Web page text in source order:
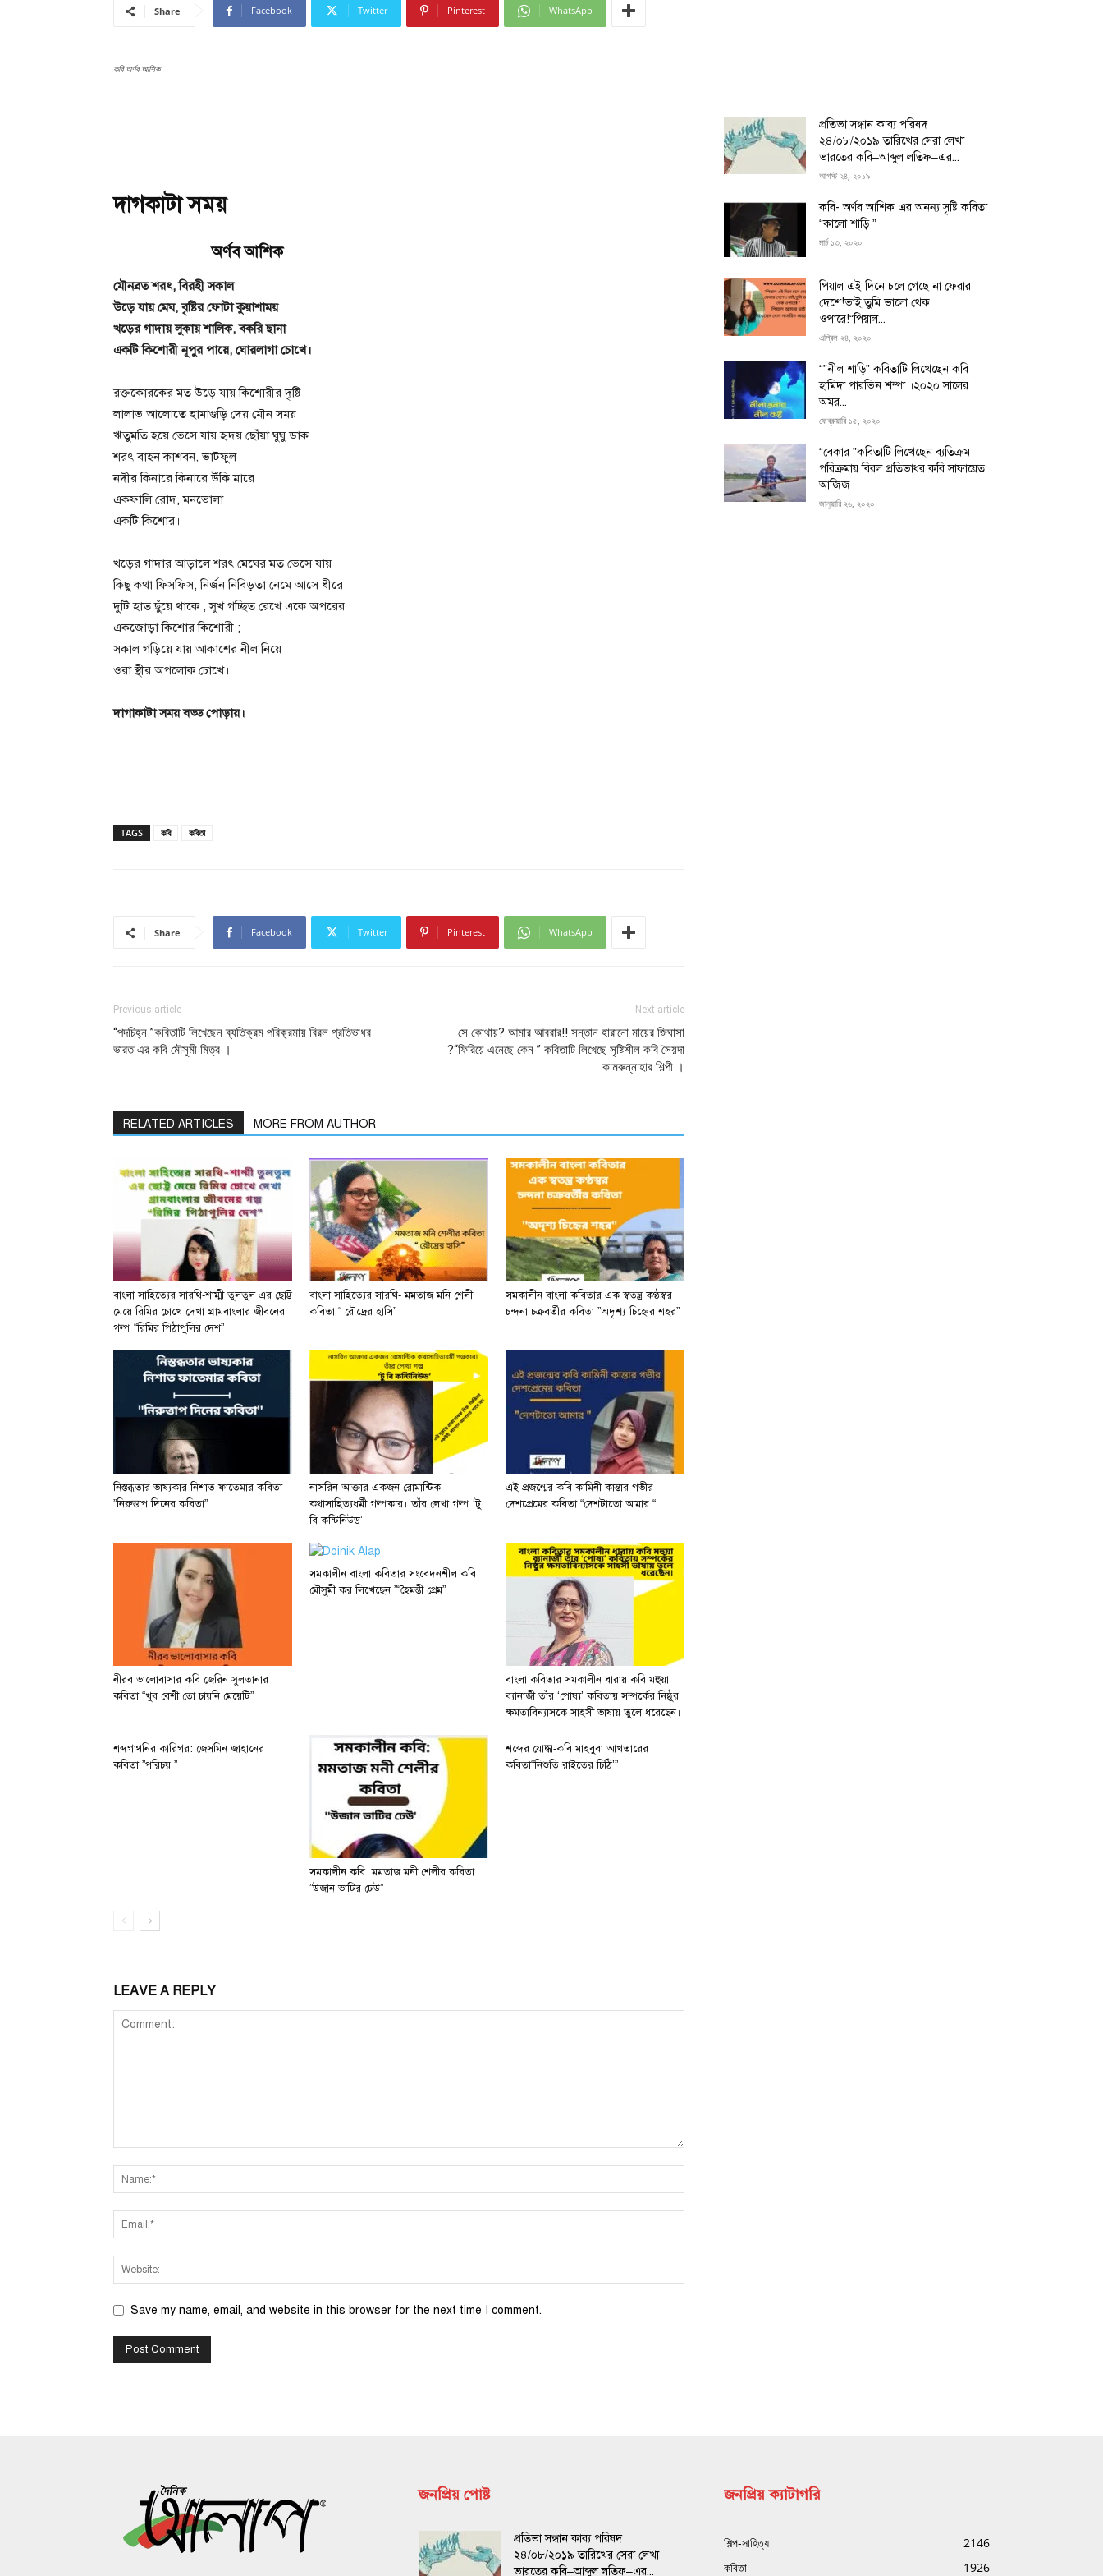
Share Facebook Twitter Pinterest WhatsApp
কবি অর্ণব আশিক
দাগকাটা সময়
অর্ণব আশিক
মৌনব্রত শরৎ, বিরহী সকাল
উড়ে যায় মেঘ, বৃষ্টির ফোটা কুয়াশাময়
খড়ের গাদায় লুকায় শালিক, বকরি ছানা
একটি কিশোরী নূপুর পায়ে, ঘোরলাগা চোখে।
রক্তকোরকের মত উড়ে যায় কিশোরীর দৃষ্টি
লালাভ আলোতে হামাগুড়ি দেয় মৌন সময়
ঋতুমতি হয়ে ভেসে যায় হৃদয় ছোঁয়া ঘুঘু ডাক
শরৎ বাহন কাশবন, ভাটফুল
নদীর কিনারে কিনারে উঁকি মারে
একফালি রোদ, মনভোলা
একটি কিশোর।
খড়ের গাদার আড়ালে শরৎ মেঘের মত ভেসে যায়
কিছু কথা ফিসফিস, নির্জন নিবিড়তা নেমে আসে ধীরে
দুটি হাত ছুঁয়ে থাকে , সুখ গচ্ছিত রেখে একে অপরের
একজোড়া কিশোর কিশোরী ;
সকাল গড়িয়ে যায় আকাশের নীল নিয়ে
ওরা স্থীর অপলোক চোখে।
দাগাকাটা সময় বড্ড পোড়ায়।
TAGS কবি কবিতা
Share Facebook Twitter Pinterest WhatsApp
Previous article
“পদচিহ্ন ”কবিতাটি লিখেছেন ব্যতিক্রম পরিক্রমায় বিরল প্রতিভাধর
ভারত এর কবি মৌসুমী মিত্র ।
Next article
সে কোথায়? আমার আবরার!! সন্তান হারানো মায়ের জিঘাসা
?“ফিরিয়ে এনেছে কেন ” কবিতাটি লিখেছে সৃষ্টিশীল কবি সৈয়দা
কামরুন্নাহার শিল্পী ।
RELATED ARTICLES MORE FROM AUTHOR
বাংলা সাহিত্যের সারথি-শাম্মী তুলতুল এর ছোট্ট
মেয়ে রিমির চোখে দেখা গ্রামবাংলার জীবনের
গল্প “রিমির পিঠাপুলির দেশ”
বাংলা সাহিত্যের সারথি- মমতাজ মনি শেলী
কবিতা “ রৌদ্রের হাসি”
সমকালীন বাংলা কবিতার এক স্বতন্ত্র কণ্ঠস্বর
চন্দনা চক্রবর্তীর কবিতা ”অদৃশ্য চিহ্নের শহর”
নিস্তব্ধতার ভাষ্যকার নিশাত ফাতেমার কবিতা
”নিরুত্তাপ দিনের কবিতা”
নাসরিন আক্তার একজন রোমান্টিক
কথাসাহিত্যধর্মী গল্পকার। তাঁর লেখা গল্প ‘টু
বি কন্টিনিউড’
এই প্রজন্মের কবি কামিনী কান্তার গভীর
দেশপ্রেমের কবিতা “দেশটাতো আমার “
নীরব ভালোবাসার কবি জেরিন সুলতানার
কবিতা “খুব বেশী তো চায়নি মেয়েটি”
সমকালীন বাংলা কবিতার সংবেদনশীল কবি
মৌসুমী কর লিখেছেন ”“হৈমন্তী প্রেম”
বাংলা কবিতার সমকালীন ধারায় কবি মহুয়া
ব্যানার্জী তাঁর ‘পোষ্য’ কবিতায় সম্পর্কের নিষ্ঠুর
ক্ষমতাবিন্যাসকে সাহসী ভাষায় তুলে ধরেছেন।
শব্দগাথনির কারিগর: জেসমিন জাহানের
কবিতা ”পরিচয় ”
সমকালীন কবি: মমতাজ মনী শেলীর কবিতা
”উজান ভাটির ঢেউ”
শব্দের যোদ্ধা-কবি মাহবুবা আখতারের
কবিতা“নিশুতি রাইতের চিঠি’”
LEAVE A REPLY
Save my name, email, and website in this browser for the next time I comment.
প্রতিভা সন্ধান কাব্য পরিষদ
২৪/০৮/২০১৯ তারিখের সেরা লেখা
ভারতের কবি–আব্দুল লতিফ–এর...
আগস্ট ২৪, ২০১৯
কবি- অর্ণব আশিক এর অনন্য সৃষ্টি কবিতা
“কালো শাড়ি ”
মার্চ ১৩, ২০২০
পিয়াল এই দিনে চলে গেছে না ফেরার
দেশে!ভাই,তুমি ভালো থেক
ওপারে!“পিয়াল...
এপ্রিল ২৪, ২০২০
“”নীল শাড়ি” কবিতাটি লিখেছেন কবি
হামিদা পারভিন শম্পা ।২০২০ সালের
অমর...
ফেব্রুয়ারি ১৫, ২০২০
“বেকার ”কবিতাটি লিখেছেন ব্যতিক্রম
পরিক্রমায় বিরল প্রতিভাধর কবি সাফায়েত
আজিজ।
জানুয়ারি ২৬, ২০২০
জনপ্রিয় পোষ্ট
প্রতিভা সন্ধান কাব্য পরিষদ
২৪/০৮/২০১৯ তারিখের সেরা লেখা
ভারতের কবি–আব্দুল লতিফ–এর...
জনপ্রিয় ক্যাটাগরি
শিল্প-সাহিত্য
2146
কবিতা
1926